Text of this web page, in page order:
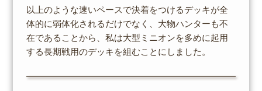
以上のような速いペースで決着をつけるデッキが全
体的に弱体化されるだけでなく、大物ハンターも不
在であることから、私は大型ミニオンを多めに起用
する長期戦用のデッキを組むことにしました。